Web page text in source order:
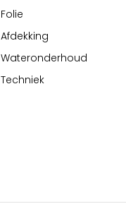
Folie
Afdekking
Wateronderhoud
Techniek